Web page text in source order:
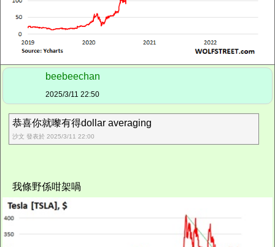
beebeechan
2025/3/11 22:50
恭喜你就嚟有得dollar averaging
沙文 發表於 2025/3/11 22:00
我條野係咁架喎